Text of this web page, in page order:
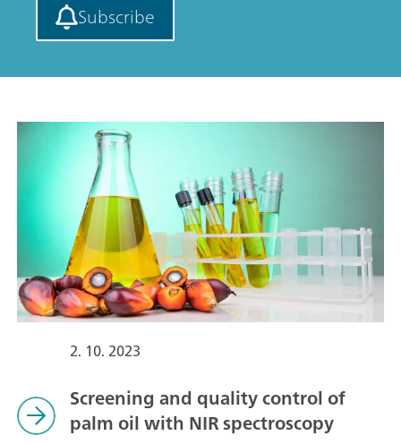
Subscribe
2. 10. 2023
Screening and quality control of
palm oil with NIR spectroscopy